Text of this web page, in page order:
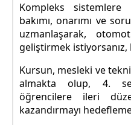
Kompleks sistemlere
bakımı, onarımı ve
uzmanlaşarak,
geliştirmek
Kursun, mesleki ve
almakta olup, 4.
öğrencilere ileri
kazandırmayı